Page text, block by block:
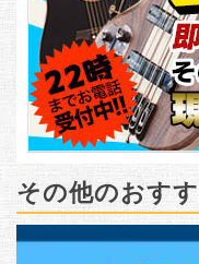
その他のおす